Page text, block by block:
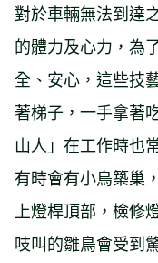
對於車輛無法到達
的體力及心力，為
全、安心，這些技
著梯子，一手拿著
山人」在工作時也
有時會有小鳥築巢
上燈桿頂部，檢修
吱叫的雛鳥會受到